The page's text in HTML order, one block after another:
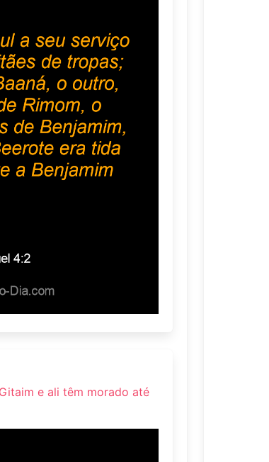
e ali têm morado até